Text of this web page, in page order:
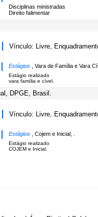
Disciplinas ministradas
Direito falimentar
Vínculo: Livre,
Estágios , Vara de Família e Vara
Estágio realizado
vara família e cível.
DPGE, Brasil.
Vínculo: Livre,
Estágios , Cojem e Inicial, .
Estágio realizado
COJEM e Inicial.